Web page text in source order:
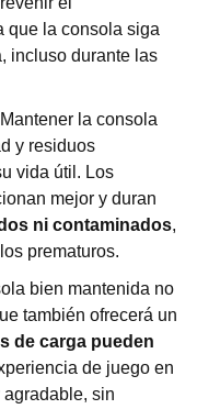
que la consola siga
incluso durante las
la consola
y residuos
vida útil. Los
mejor y duran
ni contaminados,
prematuros.
bien mantenida no
también ofrecerá un
de carga pueden
de juego en
sin